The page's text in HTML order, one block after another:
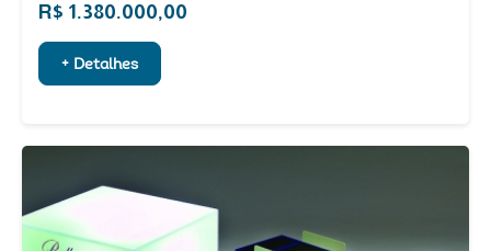
R$ 1.380.000,00
+ Detalhes